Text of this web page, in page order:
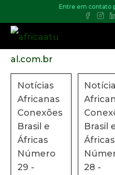
Entre em contato
Notícias
Africanas
Conexões
Brasil e
Áfricas
Número
29 -
Brasil
Áfricas
28 -